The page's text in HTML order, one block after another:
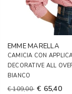
EMME MARELLA
CAMICIA CON
DECORATIVE ALL
BIANCO
€ 109,00 € 65,40